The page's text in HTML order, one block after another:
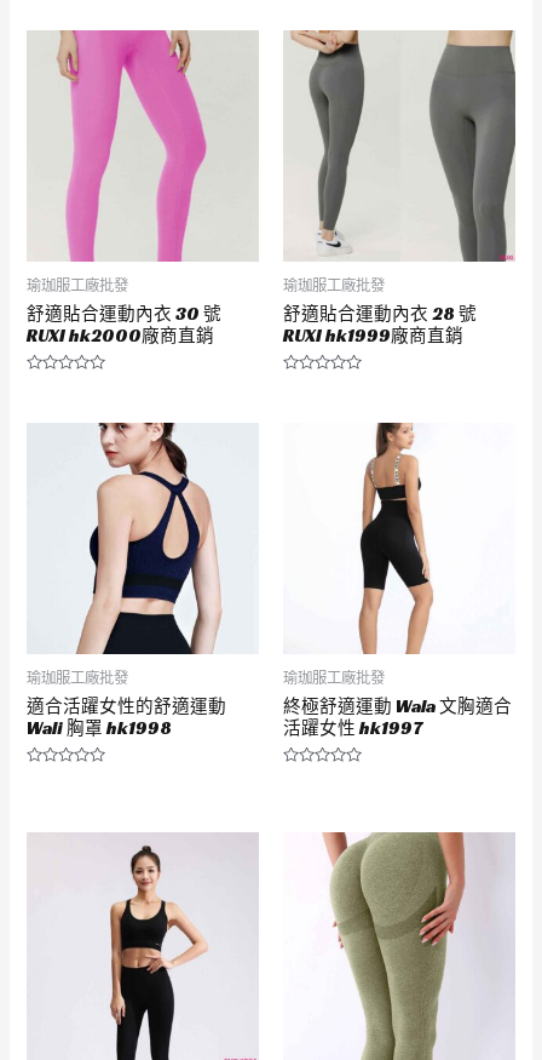
瑜珈服工廠批發
舒適貼合運動內衣 30 號
RUXI hk2000廠商直銷
滿
瑜珈服工廠批發
舒適貼合運動內衣 28 號
RUXI hk1999廠商直銷
瑜珈服工廠批發
適合活躍女性的舒適運動
Wali 胸罩 hk1998
分
瑜珈服工廠批發
終極舒適運動 Wala 文胸適合
活躍女性 hk1997